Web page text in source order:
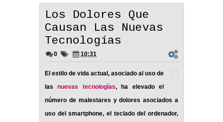
Los Dolores Que
Causan Las Nuevas
Tecnologías
0 10:31
El estilo de vida actual, asociado al uso de
lasnuevas tecnologías, ha elevado el
número de malestares y dolores asociados a
uso del smartphone, el teclado del ordenador,